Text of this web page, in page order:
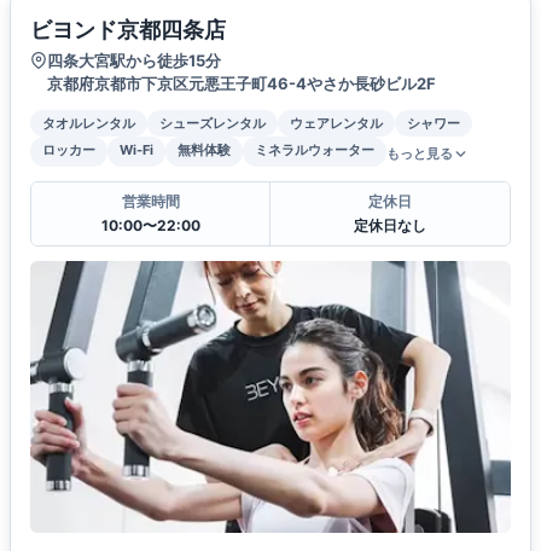
ビヨンド京都四条店
四条大宮駅から徒歩15分
京都府京都市下京区元悪王子町46-4やさか長砂ビル2F
タオルレンタル シューズレンタル ウェアレンタル
シャワー
ロッカー
Wi-Fi 無料体験 ミネラルウォーター もっと見る
営業時間
10:00〜22:00
定休日
定休日なし